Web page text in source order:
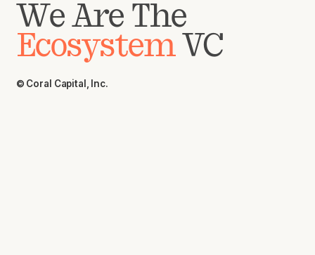
We Are The
EcosystemVC
© Coral Capital, Inc.